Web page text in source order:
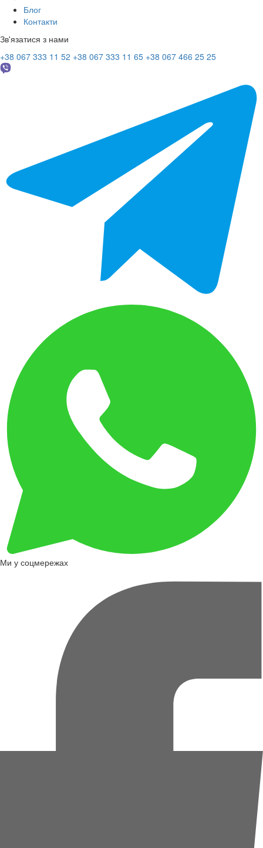
Блог
Контакти
Зв'язатися з нами
+38 067 333 11 52 +38 067 333 11 65 +38 067 466 25 25
Ми у соцмережах